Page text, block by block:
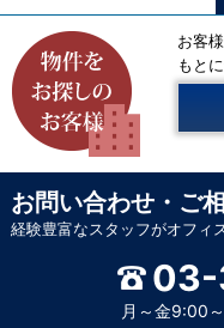
お客
もと
お問い合わせ・ご
経験豊富なスタッフがオフィ
月～金9:00